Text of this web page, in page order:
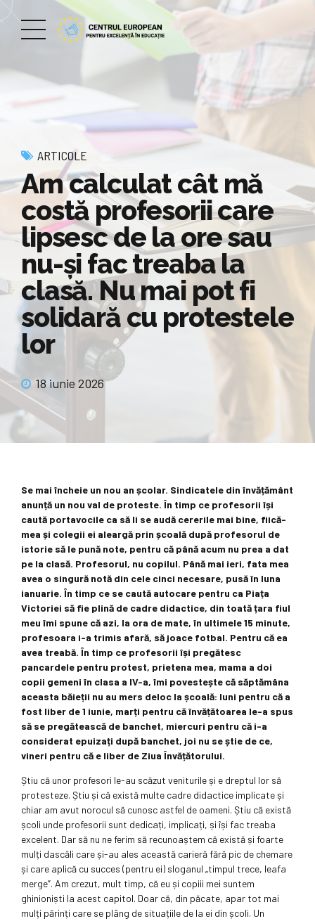
ARTICOLE
Am calculat cât mă
costă profesorii care
lipsesc de la ore sau
nu-și fac treaba la
clasă. Nu mai pot fi
solidară cu protestele
lor
18 iunie 2026
Se mai încheie un nou an școlar. Sindicatele din învățământ
anunță un nou val de proteste. În timp ce profesorii își
caută portavocile ca să li se audă cererile mai bine, fiică-
mea și colegii ei aleargă prin școală după profesorul de
istorie să le pună note, pentru că până acum nu prea a dat
pe la clasă. Profesorul, nu copilul. Până mai ieri, fata mea
avea o singură notă din cele cinci necesare, pusă în luna
ianuarie. În timp ce se caută autocare pentru ca Piața
Victoriei să fie plină de cadre didactice, din toată țara fiul
meu îmi spune că azi, la ora de mate, în ultimele 15 minute,
profesoara i-a trimis afară, să joace fotbal. Pentru că ea
avea treabă. În timp ce profesorii își pregătesc
pancardele pentru protest, prietena mea, mama a doi
copii gemeni în clasa a IV-a, îmi povestește că săptămâna
aceasta băieții nu au mers deloc la școală: luni pentru că a
fost liber de 1 iunie, marți pentru că învățătoarea le-a spus
să se pregătească de banchet, miercuri pentru că i-a
considerat epuizați după banchet, joi nu se știe de ce,
vineri pentru că e liber de Ziua Învățătorului.
Știu că unor profesori le-au scăzut veniturile și e dreptul lor să
protesteze. Știu și că există multe cadre didactice implicate și
chiar am avut norocul să cunosc astfel de oameni. Știu că există
școli unde profesorii sunt dedicați, implicați, și își fac treaba
excelent. Dar să nu ne ferim să recunoaștem că există și foarte
mulți dascăli care și-au ales această carieră fără pic de chemare
și care aplică cu succes (pentru ei) sloganul „timpul trece, leafa
merge”. Am crezut, mult timp, că eu și copiii mei suntem
ghinioniști la acest capitol. Doar că, din păcate, apar tot mai
mulți părinți care se plâng de situațiile de la ei din școli. Un